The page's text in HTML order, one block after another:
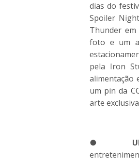
dias do
Spoiler
Thunder em
foto e um
pela Iron
alimentação
um pin da
arte
●